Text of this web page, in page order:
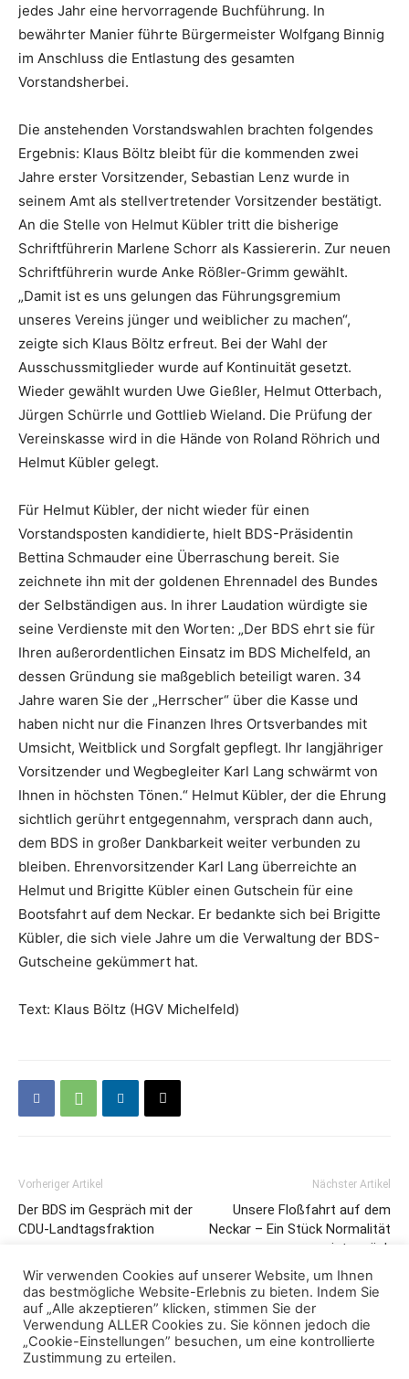
jedes Jahr eine hervorragende Buchführung. In
bewährter Manier führte Bürgermeister Wolfgang Binnig
im Anschluss die Entlastung des gesamten
Vorstandsherbei.
Die anstehenden Vorstandswahlen brachten folgendes
Ergebnis: Klaus Böltz bleibt für die kommenden zwei
Jahre erster Vorsitzender, Sebastian Lenz wurde in
seinem Amt als stellvertretender Vorsitzender bestätigt.
An die Stelle von Helmut Kübler tritt die bisherige
Schriftführerin Marlene Schorr als Kassiererin. Zur neuen
Schriftführerin wurde Anke Rößler-Grimm gewählt.
„Damit ist es uns gelungen das Führungsgremium
unseres Vereins jünger und weiblicher zu machen“,
zeigte sich Klaus Böltz erfreut. Bei der Wahl der
Ausschussmitglieder wurde auf Kontinuität gesetzt.
Wieder gewählt wurden Uwe Gießler, Helmut Otterbach,
Jürgen Schürrle und Gottlieb Wieland. Die Prüfung der
Vereinskasse wird in die Hände von Roland Röhrich und
Helmut Kübler gelegt.
Für Helmut Kübler, der nicht wieder für einen
Vorstandsposten kandidierte, hielt BDS-Präsidentin
Bettina Schmauder eine Überraschung bereit. Sie
zeichnete ihn mit der goldenen Ehrennadel des Bundes
der Selbständigen aus. In ihrer Laudation würdigte sie
seine Verdienste mit den Worten: „Der BDS ehrt sie für
Ihren außerordentlichen Einsatz im BDS Michelfeld, an
dessen Gründung sie maßgeblich beteiligt waren. 34
Jahre waren Sie der „Herrscher“ über die Kasse und
haben nicht nur die Finanzen Ihres Ortsverbandes mit
Umsicht, Weitblick und Sorgfalt gepflegt. Ihr langjähriger
Vorsitzender und Wegbegleiter Karl Lang schwärmt von
Ihnen in höchsten Tönen.“ Helmut Kübler, der die Ehrung
sichtlich gerührt entgegennahm, versprach dann auch,
dem BDS in großer Dankbarkeit weiter verbunden zu
bleiben. Ehrenvorsitzender Karl Lang überreichte an
Helmut und Brigitte Kübler einen Gutschein für eine
Bootsfahrt auf dem Neckar. Er bedankte sich bei Brigitte
Kübler, die sich viele Jahre um die Verwaltung der BDS-
Gutscheine gekümmert hat.
Text: Klaus Böltz (HGV Michelfeld)
Vorheriger Artikel
Der BDS im Gespräch mit der
CDU-Landtagsfraktion
Nächster Artikel
Unsere Floßfahrt auf dem
Neckar – Ein Stück Normalität
ist zurück
Wir verwenden Cookies auf unserer Website, um Ihnen
das bestmögliche Website-Erlebnis zu bieten. Indem Sie
auf „Alle akzeptieren” klicken, stimmen Sie der
Verwendung ALLER Cookies zu. Sie können jedoch die
„Cookie-Einstellungen” besuchen, um eine kontrollierte
Zustimmung zu erteilen.